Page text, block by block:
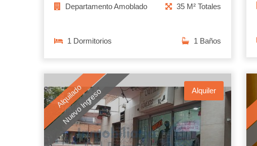
Departamento Amoblado 35 M² Totales
1 Dormitorios 1 Baños
Alquilado
Nuevo Ingreso Alquiler